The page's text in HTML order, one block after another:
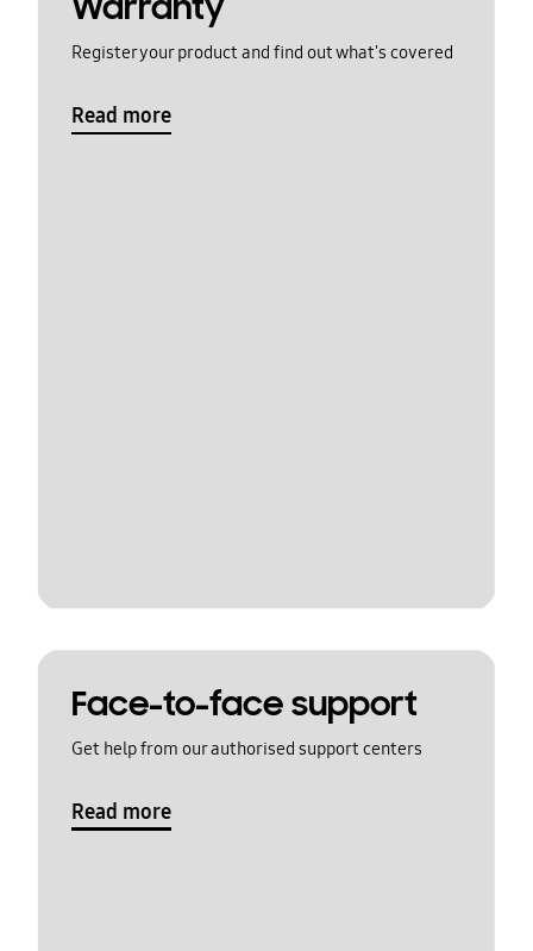
Register your product and find out what's covered
Read more
Face-to-face support
Get help from our authorised support centers
Read more